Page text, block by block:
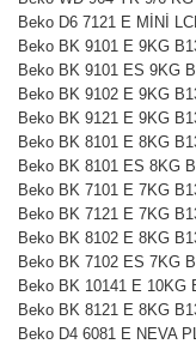
Beko D6 7121 E MİNİ
Beko BK 9101 E 9KG
Beko BK 9101 ES 9KG
Beko BK 9102 E 9KG
Beko BK 9121 E 9KG
Beko BK 8101 E 8KG
Beko BK 8101 ES 8KG
Beko BK 7101 E 7KG
Beko BK 7121 E 7KG
Beko BK 8102 E 8KG
Beko BK 7102 ES 7KG
Beko BK 10141 E 10KG
Beko BK 8121 E 8KG
Beko D4 6081 E NEVA